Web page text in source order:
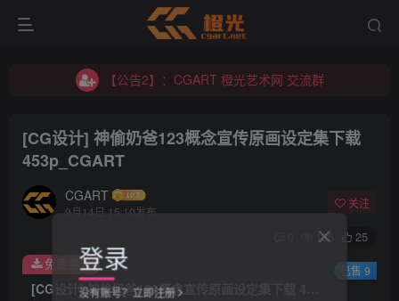
【公告1】：将免费进行到底！！！
【公告1】：将免费进行到底！！！
[CG设计] 神偷奶爸123概念宣传原画设定集下载
453p_CGART
CGART
9月14日 15:10发布
关注
135 25
免费资源 已售 9
登录
没有账号？立即注册